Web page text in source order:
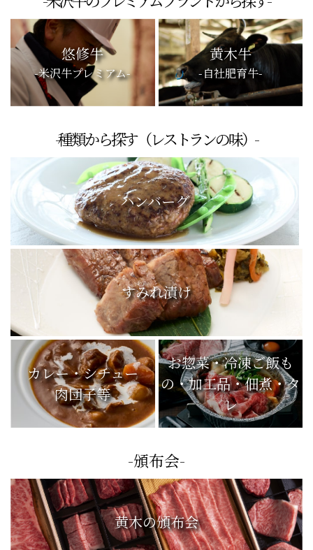
-米沢牛のプレミアムブランドから探す-
悠修牛
-米沢牛プレミアム-
黄木牛
-自社肥育牛-
-種類から探す（レストランの味）-
ハンバーグ
すみれ漬け
カレー・シチュー
肉団子等
お惣菜・冷凍ご飯も
の・加工品・佃煮・タ
レ
-頒布会-
黄木の頒布会